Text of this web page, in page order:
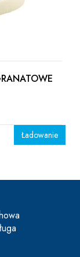
Ładowanie